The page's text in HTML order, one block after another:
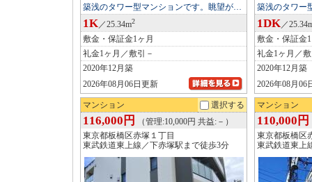
築浅のタワー型マンションです。眺望が…
1K／25.34m2
敷金・保証金1ヶ月
礼金1ヶ月／敷引－
2020年12月築
2026年08月06日更新
築浅のタワー
1DK／
敷金・保証金
礼金1ヶ月／
2020年12月築
2026年08月06
マンション 選択する
116,000円
（管理:10,000円 共益:－）
東京都板橋区赤塚１丁目
東武鉄道東上線／下赤塚駅まで徒歩3分
マンション
110,000円
東京都板橋区
東武鉄道東上